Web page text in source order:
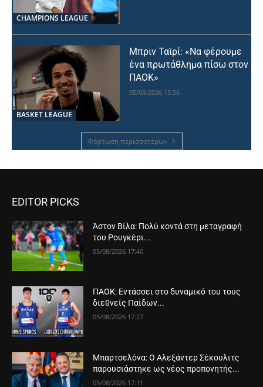
CHAMPIONS LEAGUE
BASKET LEAGUE
Μπριν Ταϊρί: «Να φέρουμε
ένα πρωτάθλημα πίσω στον
ΠΑΟΚ»
05/08/2026 15:56
Φόρτωση περισσοτέρων
EDITOR PICKS
Άστον Βίλα: Πολύ κοντά στη μεταγραφή
του Ρουγκέρι...
05/08/2026 17:40
ΠΑΟΚ: Εντάσσει στο δυναμικό του τους
διεθνείς Παίδων...
05/08/2026 17:27
Μπαρτσελόνα: Ο Αλεξάντερ Σέκουλιτς
παρουσιάστηκε ως νέος προπονητής...
05/08/2026 17:11